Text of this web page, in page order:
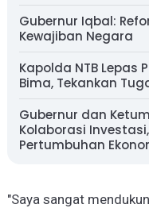
Gubernur Iqbal:
Kewajiban Negara
Kapolda NTB Lepas
Bima, Tekankan
Gubernur dan
Kolaborasi
Pertumbuhan
"Saya sangat